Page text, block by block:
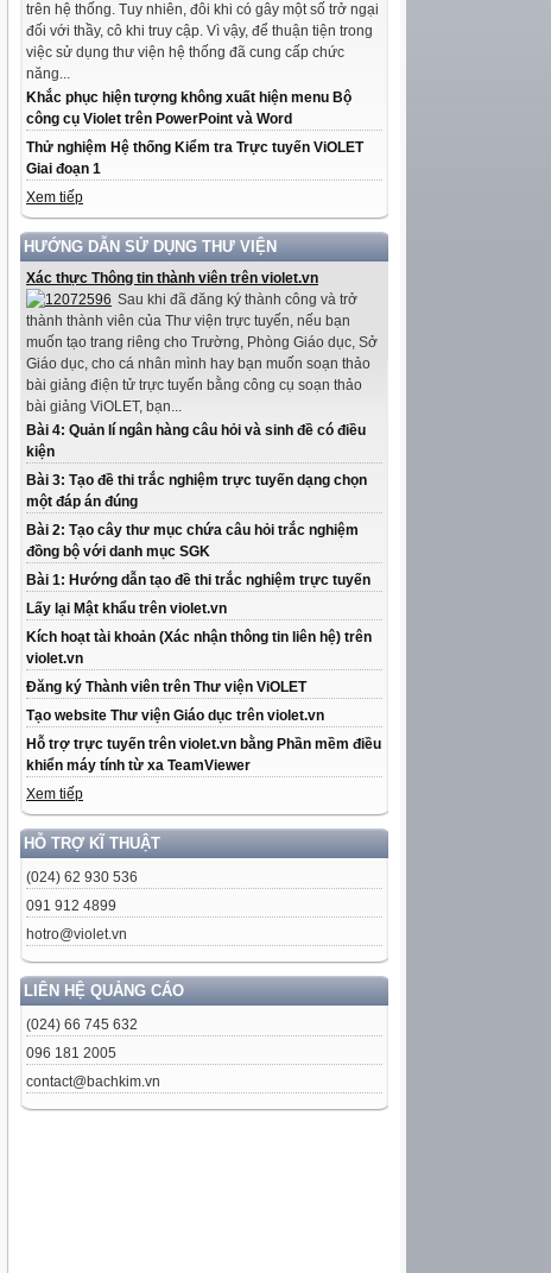
trên hệ thống. Tuy nhiên, đôi khi có gây một số trở ngại
đối với thầy, cô khi truy cập. Vì vậy, để thuận tiện trong
việc sử dụng thư viện hệ thống đã cung cấp chức
năng...
Khắc phục hiện tượng không xuất hiện menu Bộ
công cụ Violet trên PowerPoint và Word
Thử nghiệm Hệ thống Kiểm tra Trực tuyến ViOLET
Giai đoạn 1
Xem tiếp
HƯỚNG DẪN SỬ DỤNG THƯ VIỆN
Xác thực Thông tin thành viên trên violet.vn
Sau khi đã đăng ký thành công và trở
thành thành viên của Thư viện trực tuyến, nếu bạn
muốn tạo trang riêng cho Trường, Phòng Giáo dục, Sở
Giáo dục, cho cá nhân mình hay bạn muốn soạn thảo
bài giảng điện tử trực tuyến bằng công cụ soạn thảo
bài giảng ViOLET, bạn...
Bài 4: Quản lí ngân hàng câu hỏi và sinh đề có điều
kiện
Bài 3: Tạo đề thi trắc nghiệm trực tuyến dạng chọn
một đáp án đúng
Bài 2: Tạo cây thư mục chứa câu hỏi trắc nghiệm
đồng bộ với danh mục SGK
Bài 1: Hướng dẫn tạo đề thi trắc nghiệm trực tuyến
Lấy lại Mật khẩu trên violet.vn
Kích hoạt tài khoản (Xác nhận thông tin liên hệ) trên
violet.vn
Đăng ký Thành viên trên Thư viện ViOLET
Tạo website Thư viện Giáo dục trên violet.vn
Hỗ trợ trực tuyến trên violet.vn bằng Phần mềm điều
khiển máy tính từ xa TeamViewer
Xem tiếp
HỖ TRỢ KĨ THUẬT
(024) 62 930 536
091 912 4899
hotro@violet.vn
LIÊN HỆ QUẢNG CÁO
(024) 66 745 632
096 181 2005
contact@bachkim.vn